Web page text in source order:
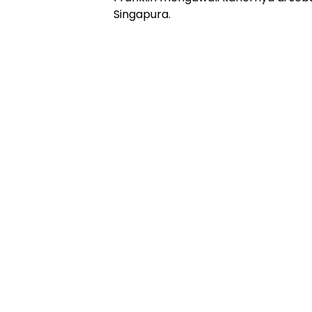
Singapura.